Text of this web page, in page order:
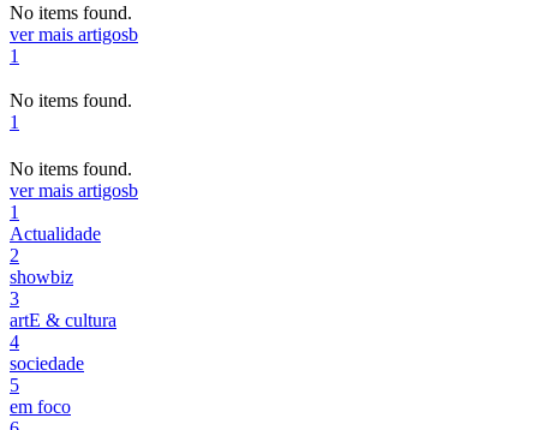
No items found.
ver mais artigosb
1
No items found.
1
No items found.
ver mais artigosb
1
Actualidade
2
showbiz
3
artE & cultura
4
sociedade
5
em foco